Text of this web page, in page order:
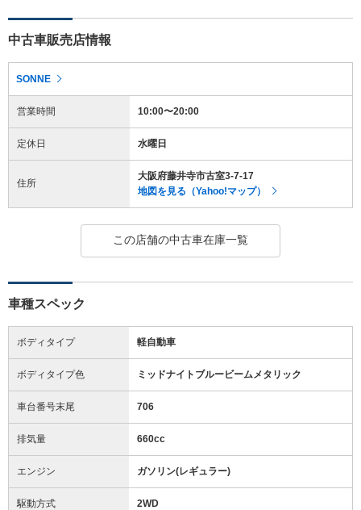
中古車販売店情報
SONNE
営業時間 10:00〜20:00
定休日 水曜日
住所
大阪府藤井寺市古室3-7-17
地図を見る（Yahoo!マップ）
この店舗の中古車在庫一覧
車種スペック
ボディタイプ 軽自動車
ボディタイプ色 ミッドナイトブルービームメタリック
車台番号末尾 706
排気量 660cc
エンジン ガソリン(レギュラー)
駆動方式 2WD